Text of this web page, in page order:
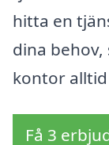
hitta en
dina
kontor
Få 3